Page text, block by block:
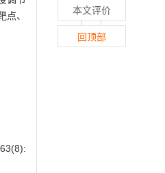
、
本文评价
回顶部